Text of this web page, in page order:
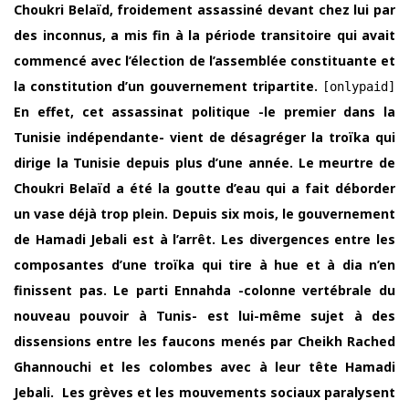
Choukri Belaïd, froidement assassiné devant chez lui par
des inconnus, a mis fin à la période transitoire qui avait
commencé avec l’élection de l’assemblée constituante et
la constitution d’un gouvernement tripartite.
[onlypaid]
En effet, cet assassinat politique -le premier dans la
Tunisie indépendante- vient de désagréger la troïka qui
dirige la Tunisie depuis plus d’une année. Le meurtre de
Choukri Belaïd a été la goutte d’eau qui a fait déborder
un vase déjà trop plein. Depuis six mois, le gouvernement
de Hamadi Jebali est à l’arrêt. Les divergences entre les
composantes d’une troïka qui tire à hue et à dia n’en
finissent pas. Le parti Ennahda -colonne vertébrale du
nouveau pouvoir à Tunis- est lui-même sujet à des
dissensions entre les faucons menés par Cheikh Rached
Ghannouchi et les colombes avec à leur tête Hamadi
Jebali. Les grèves et les mouvements sociaux paralysent